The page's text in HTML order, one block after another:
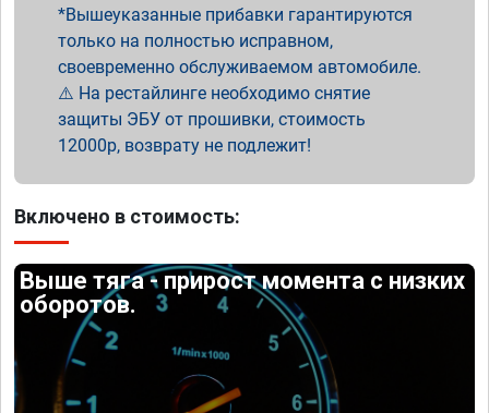
Вышеуказанные прибавки гарантируются
только на полностью исправном,
своевременно обслуживаемом автомобиле.
⚠️ На рестайлинге необходимо снятие
защиты ЭБУ от прошивки, стоимость
12000р, возврату не подлежит!
Включено в стоимость:
Выше тяга - прирост момента с низких
оборотов.